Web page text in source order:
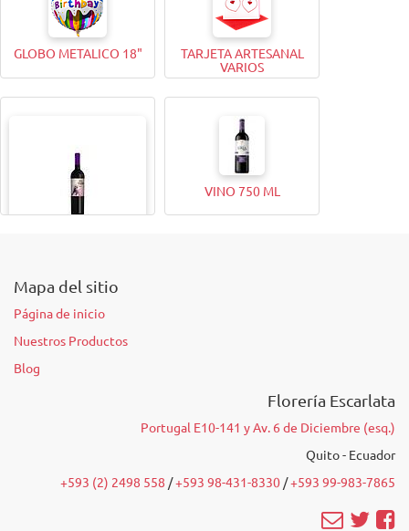
ROCHER (12 Unidades)
GLOBO METALICO 18"
TARJETA ARTESANAL
VARIOS
VINO 750 ML
Mapa del sitio
Página de inicio
Nuestros Productos
Blog
Florería Escarlata
Portugal E10-141 y Av. 6 de Diciembre (esq.)
Quito - Ecuador
+593 (2) 2498 558 /‭+593 98-431-8330 ‬ /‭+593 99-983-7865‬